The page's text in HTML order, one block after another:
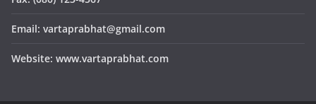
Email: vartaprabhat@gmail.com
Website: www.vartaprabhat.com